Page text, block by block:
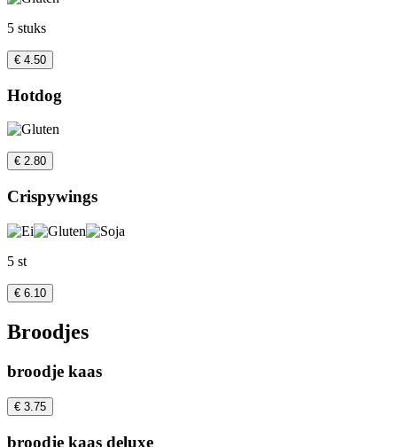
5 stuks
€ 4.50
Hotdog
€ 2.80
Crispywings
5 st
€ 6.10
Broodjes
broodje kaas
€ 3.75
broodje kaas deluxe